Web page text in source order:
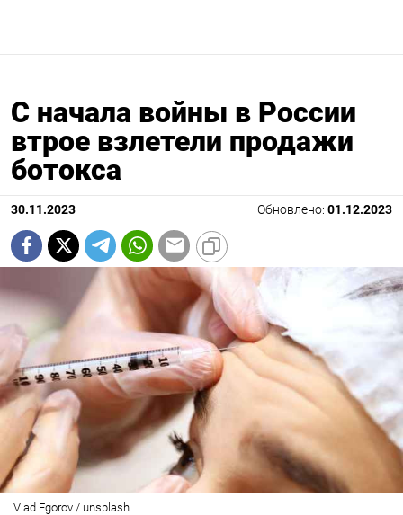
С начала войны в России
втрое взлетели продажи
ботокса
30.11.2023 Обновлено: 01.12.2023
Vlad Egorov / unsplash